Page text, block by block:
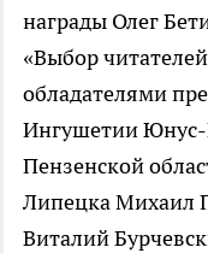
награды Олег
«Выбор
обладателями
Ингушетии Юнус-
Пензенской
Липецка Михаил
Виталий